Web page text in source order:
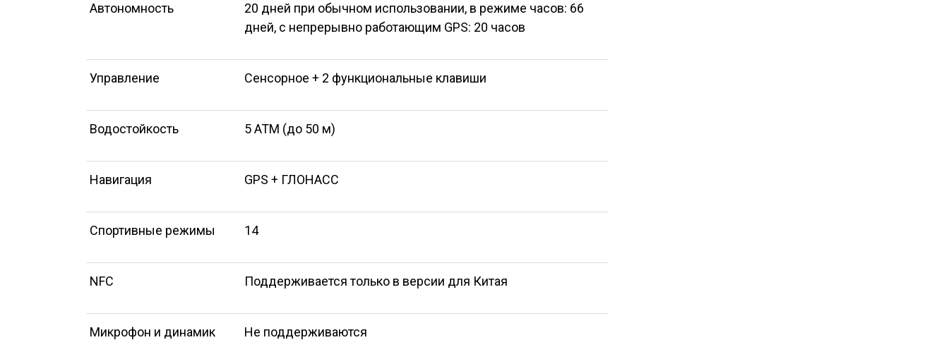
Автономность
20 дней при обычном использовании, в режиме часов: 66
дней, с непрерывно работающим GPS: 20 часов
Управление Сенсорное + 2 функциональные клавиши
Водостойкость 5 АТМ (до 50 м)
Навигация GPS + ГЛОНАСС
Спортивные режимы 14
NFC Поддерживается только в версии для Китая
Микрофон и динамик Не поддерживаются